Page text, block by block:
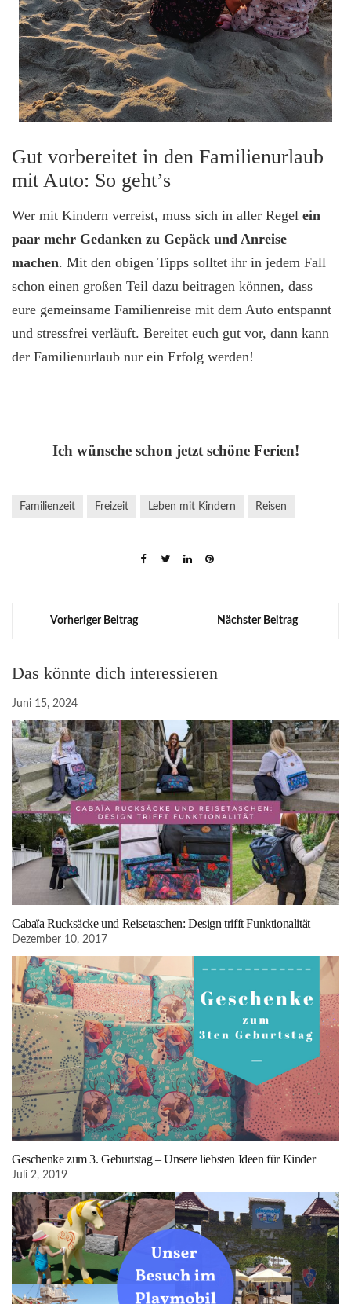
Gut vorbereitet in den Familienurlaub
mit Auto: So geht’s
Wer mit Kindern verreist, muss sich in aller Regel ein
paar mehr Gedanken zu Gepäck und Anreise
machen. Mit den obigen Tipps solltet ihr in jedem Fall
schon einen großen Teil dazu beitragen können, dass
eure gemeinsame Familienreise mit dem Auto entspannt
und stressfrei verläuft. Bereitet euch gut vor, dann kann
der Familienurlaub nur ein Erfolg werden!
Ich wünsche schon jetzt schöne Ferien!
Familienzeit Freizeit Leben mit Kindern Reisen
Vorheriger Beitrag Nächster Beitrag
Das könnte dich interessieren
Juni 15, 2024
Cabaïa Rucksäcke und Reisetaschen: Design trifft Funktionalität
Dezember 10, 2017
Geschenke zum 3. Geburtstag – Unsere liebsten Ideen für Kinder
Juli 2, 2019